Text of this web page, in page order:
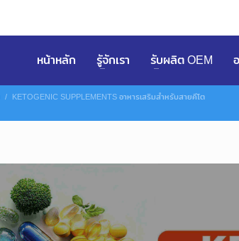
หน้าหลัก รูัจักเรา รับผลิต OEM
KETOGENIC SUPPLEMENTS อาหารเสริมสำหรับสายคีโต